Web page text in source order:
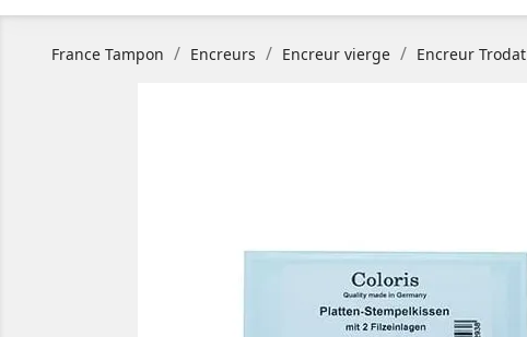
France Tampon Encreurs Encreur vierge Encreur